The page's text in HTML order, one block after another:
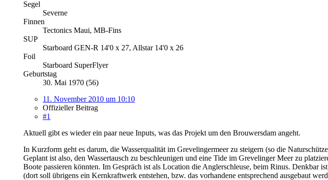
Segel
Severne
Finnen
Tectonics Maui, MB-Fins
SUP
Starboard GEN-R 14'0 x 27, Allstar 14'0 x 26
Foil
Starboard SuperFlyer
Geburtstag
30. Mai 1970 (56)
11. November 2010 um 10:10
Offizieller Beitrag
#1
Aktuell gibt es wieder ein paar neue Inputs, was das Projekt um den Brouwersdam angeht.
In Kurzform geht es darum, die Wasserqualität im Grevelingermeer zu steigern (so die
Geplant ist also, den Wassertausch zu beschleunigen und eine Tide im Grevelinger Meer zu
Boote passieren könnten. Im Gespräch ist als Location die Anglerschleuse, beim Rinus.
(dort soll übrigens ein Kernkraftwerk entstehen, bzw. das vorhandene entsprechend ausgebaut